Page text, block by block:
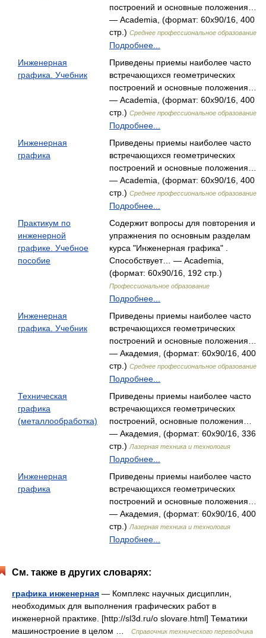
построений и основные положения…
— Academia, (формат: 60x90/16, 400
стр.) Среднее профессиональное образование
Подробнее...
Инженерная
графика. Учебник
Приведены приемы наиболее часто
встречающихся геометрических
построений и основные положения…
— Academia, (формат: 60x90/16, 400
стр.) Среднее профессиональное образование
Подробнее...
Инженерная
графика
Приведены приемы наиболее часто
встречающихся геометрических
построений и основные положения…
— Academia, (формат: 60x90/16, 400
стр.) Среднее профессиональное образование
Подробнее...
Практикум по
инженерной
графике. Учебное
пособие
Содержит вопросы для повторения и
упражнения по основным разделам
курса "Инженерная графика" .
Способствует… — Academia,
(формат: 60x90/16, 192 стр.)
Профессиональное образование
Подробнее...
Инженерная
графика. Учебник
Приведены приемы наиболее часто
встречающихся геометрических
построений и основные положения…
— Академия, (формат: 60x90/16, 400
стр.) Среднее профессиональное образование
Подробнее...
Техническая
графика
(металлообработка)
Приведены приемы наиболее часто
встречающихся геометрических
построений, основные положения…
— Академия, (формат: 60x90/16, 336
стр.) Лазерная техника и технология
Подробнее...
Инженерная
графика
Приведены приемы наиболее часто
встречающихся геометрических
построений и основные положения…
— Академия, (формат: 60x90/16, 400
стр.) Лазерная техника и технология
Подробнее...
См. также в других словарях:
графика инженерная — Комплекс научных дисциплин,
необходимых для выполнения графических работ в
инженерной практике. [http://sl3d.ru/o slovare.html] Тематики
машиностроение в целом …
Справочник технического переводчика